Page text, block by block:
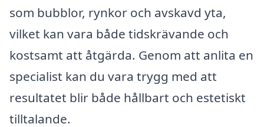
som bubblor, rynkor och avskavd yta,
vilket kan vara både tidskrävande och
kostsamt att åtgärda. Genom att anlita en
specialist kan du vara trygg med att
resultatet blir både hållbart och estetiskt
tilltalande.